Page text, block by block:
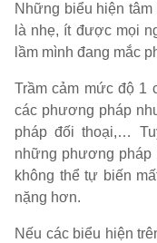
Những biểu hiện
là nhẹ, ít được mọi
lầm mình đang mắc
Trầm cảm mức độ 1
các phương pháp
pháp đối thoại,…
những phương pháp
không thể tự biến
nặng hơn.
Nếu các biểu hiện